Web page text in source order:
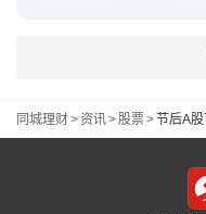
同城理财>资讯>股票>